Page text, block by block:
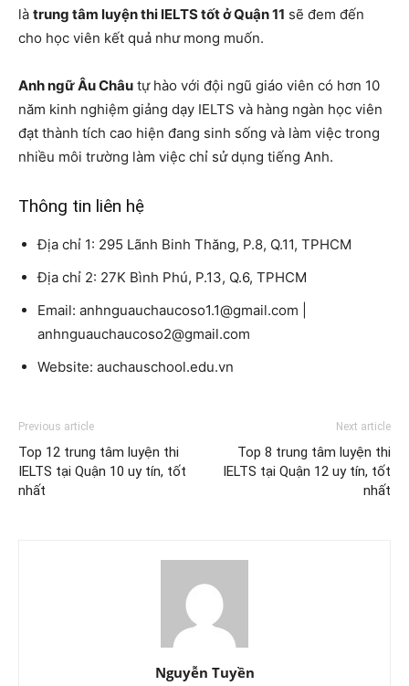
là trung tâm luyện thi IELTS tốt ở Quận 11 sẽ đem đến
cho học viên kết quả như mong muốn.
Anh ngữ Âu Châu tự hào với đội ngũ giáo viên có hơn 10
năm kinh nghiệm giảng dạy IELTS và hàng ngàn học viên
đạt thành tích cao hiện đang sinh sống và làm việc trong
nhiều môi trường làm việc chỉ sử dụng tiếng Anh.
Thông tin liên hệ
Địa chỉ 1: 295 Lãnh Binh Thăng, P.8, Q.11, TPHCM
Địa chỉ 2: 27K Bình Phú, P.13, Q.6, TPHCM
Email: anhnguauchaucoso1.1@gmail.com |
anhnguauchaucoso2@gmail.com
Website: auchauschool.edu.vn
Previous article
Top 12 trung tâm luyện thi
IELTS tại Quận 10 uy tín, tốt
nhất
Next article
Top 8 trung tâm luyện thi
IELTS tại Quận 12 uy tín, tốt
nhất
Nguyễn Tuyền